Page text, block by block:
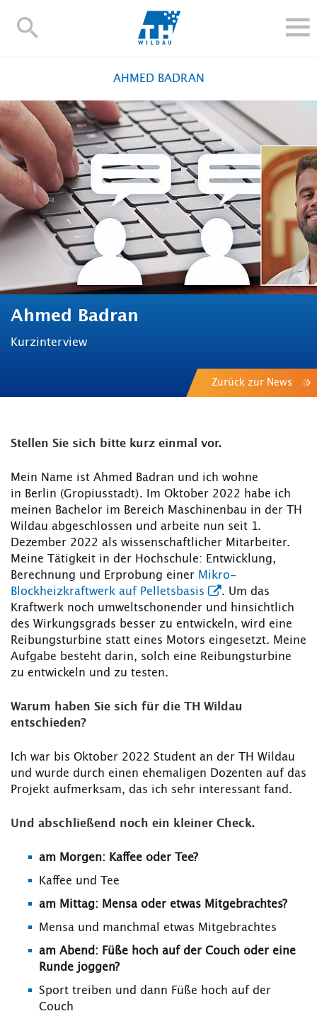
TH-
FORSCHUNG UND TRANSFER
ALUMNI
HOCHSCHULE
INTERNATIONAL
BESCHÄFTIGTE
Blogs Kontakt und Anfahrt Webmail Moodle
TH Online-Portal Personensuche English
AHMED BADRAN
Ahmed Badran
Kurzinterview
Zurück zur News
Stellen Sie sich bitte kurz einmal vor.
Mein Name ist Ahmed Badran und ich wohne
in Berlin (Gropiusstadt). Im Oktober 2022 habe ich
meinen Bachelor im Bereich Maschinenbau in der TH
Wildau abgeschlossen und arbeite nun seit 1.
Dezember 2022 als wissenschaftlicher Mitarbeiter.
Meine Tätigkeit in der Hochschule: Entwicklung,
Berechnung und Erprobung einer Mikro-
Blockheizkraftwerk auf Pelletsbasis
. Um das
Kraftwerk noch umweltschonender und hinsichtlich
des Wirkungsgrads besser zu entwickeln, wird eine
Reibungsturbine statt eines Motors eingesetzt. Meine
Aufgabe besteht darin, solch eine Reibungsturbine
zu entwickeln und zu testen.
Warum haben Sie sich für die TH Wildau
entschieden?
Ich war bis Oktober 2022 Student an der TH Wildau
und wurde durch einen ehemaligen Dozenten auf das
Projekt aufmerksam, das ich sehr interessant fand.
Und abschließend noch ein kleiner Check.
am Morgen: Kaffee oder Tee?
Kaffee und Tee
am Mittag: Mensa oder etwas Mitgebrachtes?
Mensa und manchmal etwas Mitgebrachtes
am Abend: Füße hoch auf der Couch oder eine
Runde joggen?
Sport treiben und dann Füße hoch auf der
Couch